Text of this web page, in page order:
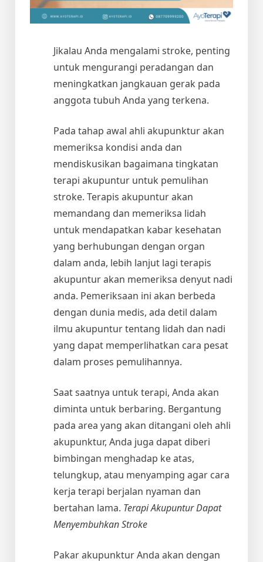
Jikalau Anda mengalami stroke, penting
untuk mengurangi peradangan dan
meningkatkan jangkauan gerak pada
anggota tubuh Anda yang terkena.
Pada tahap awal ahli akupunktur akan
memeriksa kondisi anda dan
mendiskusikan bagaimana tingkatan
terapi akupuntur untuk pemulihan
stroke. Terapis akupuntur akan
memandang dan memeriksa lidah
untuk mendapatkan kabar kesehatan
yang berhubungan dengan organ
dalam anda, lebih lanjut lagi terapis
akupuntur akan memeriksa denyut nadi
anda. Pemeriksaan ini akan berbeda
dengan dunia medis, ada detil dalam
ilmu akupuntur tentang lidah dan nadi
yang dapat memperlihatkan cara pesat
dalam proses pemulihannya.
Saat saatnya untuk terapi, Anda akan
diminta untuk berbaring. Bergantung
pada area yang akan ditangani oleh ahli
akupunktur, Anda juga dapat diberi
bimbingan menghadap ke atas,
telungkup, atau menyamping agar cara
kerja terapi berjalan nyaman dan
bertahan lama. Terapi Akupuntur Dapat
Menyembuhkan Stroke
Pakar akupunktur Anda akan dengan